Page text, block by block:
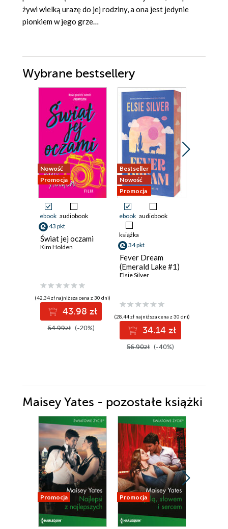
żywi wielką urazę do jej rodziny, a ona jest jedynie
pionkiem w jego grze…
Wybrane bestsellery
Nowość
Promocja
ebook audiobook
43 pkt
Świat jej oczami
Kim Holden
(42,34 zł najniższa cena z 30 dni)
43.98 zł
54.99zł (-20%)
Bestseller
Nowość
Promocja
ebook audiobook
książka
34 pkt
Fever Dream
(Emerald Lake #1)
Elsie Silver
(28,44 zł najniższa cena z 30 dni)
34.14 zł
56.90zł (-40%)
Maisey Yates - pozostałe książki
Promocja Promocja